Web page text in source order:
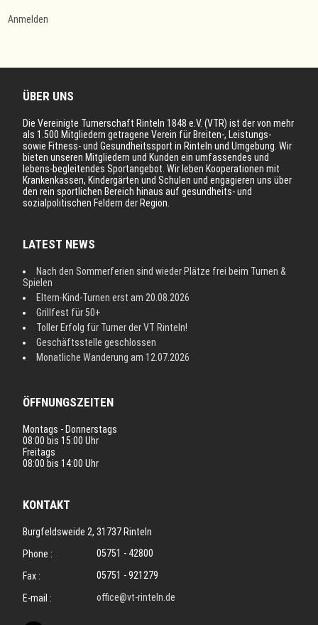
Anmelden
ÜBER UNS
Die Vereinigte Turnerschaft Rinteln 1848 e.V. (VTR) ist der von mehr
als 1.500 Mitgliedern getragene Verein für Breiten-, Leistungs-
sowie Fitness- und Gesundheitssport in Rinteln und Umgebung. Wir
bieten unseren Mitgliedern und Kunden ein umfassendes und
lebens-begleitendes Sportangebot. Wir leben Kooperationen mit
Krankenkassen, Kindergärten und Schulen und engagieren uns über
den rein sportlichen Bereich hinaus auf gesundheits- und
sozialpolitischen Feldern der Region.
LATEST NEWS
Nach den Sommerferien sind wieder Plätze frei beim Turnen &
Spielen
Eltern-Kind-Turnen erst am 20.08.2026
Grillfest für 50+
Toller Erfolg für Turner der VT Rinteln!
Geschäftsstelle geschlossen
Monatliche Wanderung am 12.07.2026
ÖFFNUNGSZEITEN
Montags - Donnerstags
08:00 bis 15:00 Uhr
Freitags
08:00 bis 14:00 Uhr
KONTAKT
Burgfeldsweide 2, 31737 Rinteln
Phone :
05751 - 42800
Fax :
05751 - 921279
E-mail :
office@vt-rinteln.de